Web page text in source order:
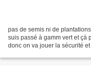
pas de semis ni de
suis passé à gamm vert et çà
donc on va jouer la sécurité